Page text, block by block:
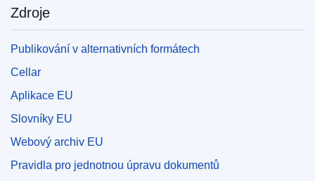
Zdroje
Publikování v alternativních formátech
Cellar
Aplikace EU
Slovníky EU
Webový archiv EU
Pravidla pro jednotnou úpravu dokumentů